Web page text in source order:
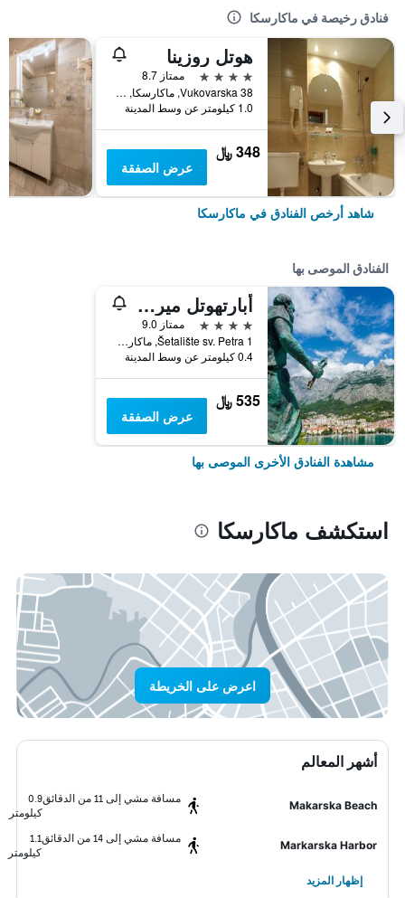
فنادق رخيصة في ماكارسكا
هوتل روزينا
4 نجوم
ممتاز 8.7
Vukovarska 38, ماكارسكا, كرواتيا
1.0 كيلومتر عن وسط المدينة
348 ﷼
عرض الصفقة
شاهد أرخص الفنادق في ماكارسكا
الفنادق الموصى بها
أبارتهوتل ميرامار
4 نجوم
ممتاز 9.0
Šetalište sv. Petra 1, ماكارسكا, كرواتيا
0.4 كيلومتر عن وسط المدينة
535 ﷼
عرض الصفقة
مشاهدة الفنادق الأخرى الموصى بها
استكشف ماكارسكا
اعرض على الخريطة
أشهر المعالم
Makarska Beach
مسافة مشي إلى 11 من الدقائق
0.9
كيلومتر
Markarska Harbor
مسافة مشي إلى 14 من الدقائق
1.1
كيلومتر
إظهار المزيد